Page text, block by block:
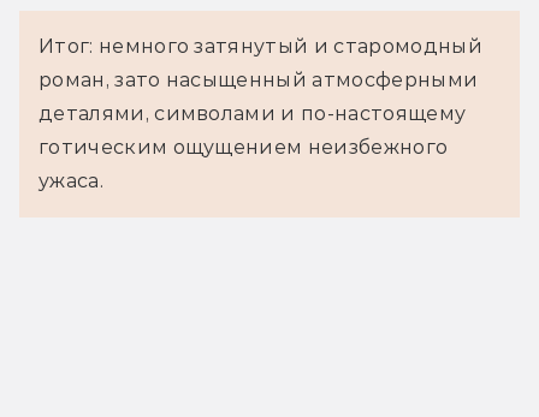
Итог: немного затянутый и старомодный
роман, зато насыщенный атмосферными
деталями, символами и по-настоящему
готическим ощущением неизбежного
ужаса.